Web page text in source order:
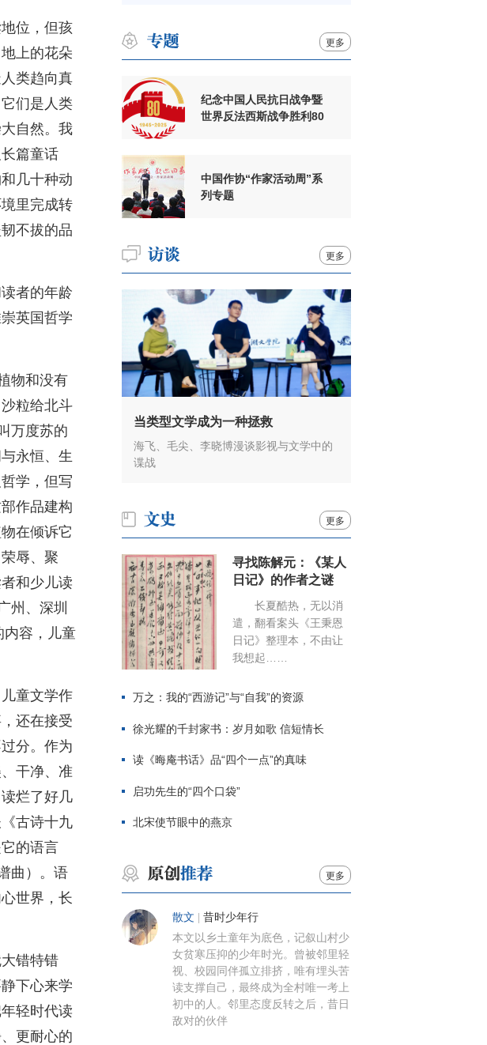
位，但孩
上的花朵
类趋向真
们是人类
自然。我
篇童话
几十种动
里完成转
不拔的品
者的年龄
英国哲学
物和没有
粒给北斗
万度苏的
永恒、生
学，但写
作品建构
在倾诉它
辱、聚
和少儿读
州、深圳
内容，儿童
童文学作
还在接受
分。作为
干净、准
烂了好几
古诗十九
的语言
曲）。语
世界，长
错特错
下心来学
轻时代读
更耐心的
更多
纪念中国人民抗日战争暨
世界反法西斯战争胜利80
中国作协“作家活动周”系
列专题
更多
当类型文学成为一种拯救
海飞、毛尖、李晓博漫谈影视与文学中的
谍战
更多
寻找陈解元：《某人
日记》的作者之谜
长夏酷热，无以消
遣，翻看案头《王秉恩
日记》整理本，不由让
我想起……
万之：我的“西游记”与“自我”的资源
徐光耀的千封家书：岁月如歌 信短情长
读《晦庵书话》品“四个一点”的真味
启功先生的“四个口袋”
北宋使节眼中的燕京
更多
散文 昔时少年行
本文以乡土童年为底色，记叙山村少
女贫寒压抑的少年时光。曾被邻里轻
视、校园同伴孤立排挤，唯有埋头苦
读支撑自己，最终成为全村唯一考上
初中的人。邻里态度反转之后，昔日
敌对的伙伴